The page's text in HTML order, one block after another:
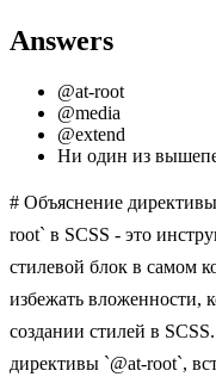
Answers
@at-root
@media
@extend
Ни один из
# Объяснение
root` в SCSS - это
стилевой блок в самом
избежать вложенности,
создании стилей в
директивы `@at-root`,